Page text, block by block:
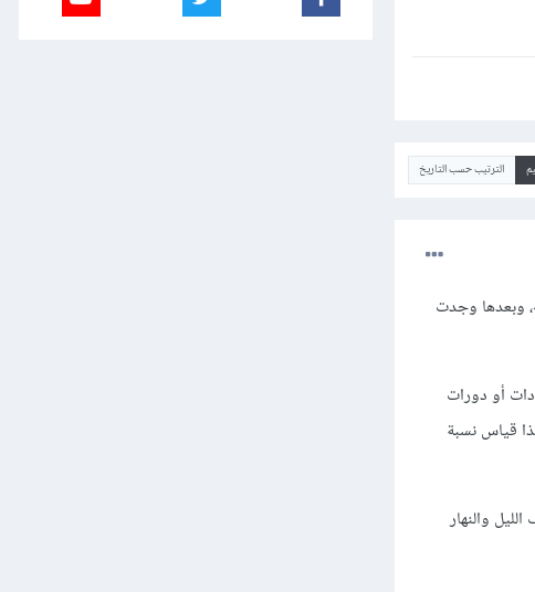
الترتيب حسب التاريخ
وبعدها وجدت
أو دورات
قياس نسبة
والنهار